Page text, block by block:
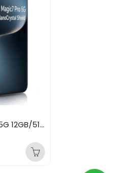
HONOR MAGIC 7 PRO 5G 12GB/512GB BLACK